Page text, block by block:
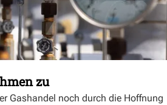
zu
Gashandel noch durch die Hoffnung